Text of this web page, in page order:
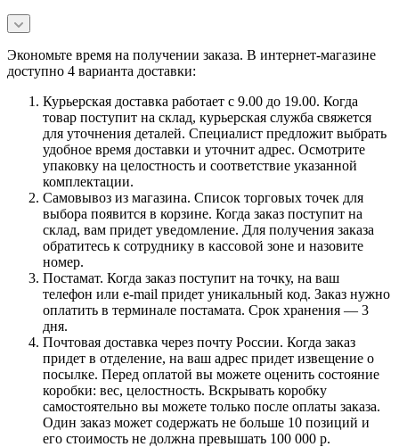
Экономьте время на получении заказа. В интернет-магазине
доступно 4 варианта доставки:
Курьерская доставка работает с 9.00 до 19.00. Когда
товар поступит на склад, курьерская служба свяжется
для уточнения деталей. Специалист предложит выбрать
удобное время доставки и уточнит адрес. Осмотрите
упаковку на целостность и соответствие указанной
комплектации.
Самовывоз из магазина. Список торговых точек для
выбора появится в корзине. Когда заказ поступит на
склад, вам придет уведомление. Для получения заказа
обратитесь к сотруднику в кассовой зоне и назовите
номер.
Постамат. Когда заказ поступит на точку, на ваш
телефон или e-mail придет уникальный код. Заказ нужно
оплатить в терминале постамата. Срок хранения — 3
дня.
Почтовая доставка через почту России. Когда заказ
придет в отделение, на ваш адрес придет извещение о
посылке. Перед оплатой вы можете оценить состояние
коробки: вес, целостность. Вскрывать коробку
самостоятельно вы можете только после оплаты заказа.
Один заказ может содержать не больше 10 позиций и
его стоимость не должна превышать 100 000 р.